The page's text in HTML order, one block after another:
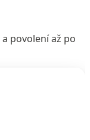
povolení až po